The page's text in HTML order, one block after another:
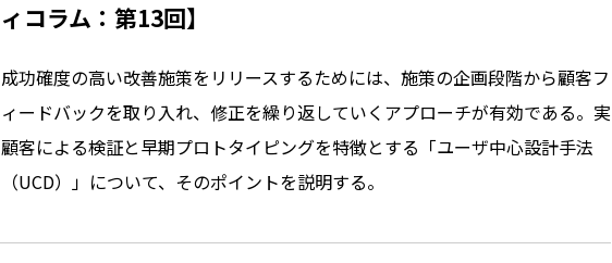
ィコラム：第13回】
成功確度の高い改善施策をリリースするためには、施策の企画段階から顧客フ
ィードバックを取り入れ、修正を繰り返していくアプローチが有効である。実
顧客による検証と早期プロトタイピングを特徴とする「ユーザ中心設計手法
（UCD）」について、そのポイントを説明する。